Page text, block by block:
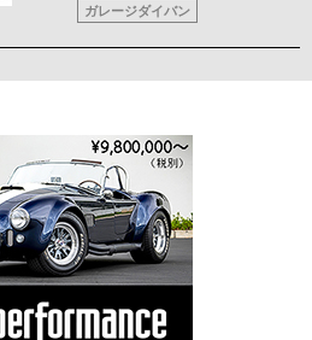
ガレージダイバン